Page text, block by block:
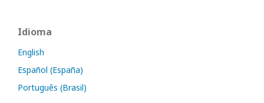
Idioma
English
Español (España)
Português (Brasil)